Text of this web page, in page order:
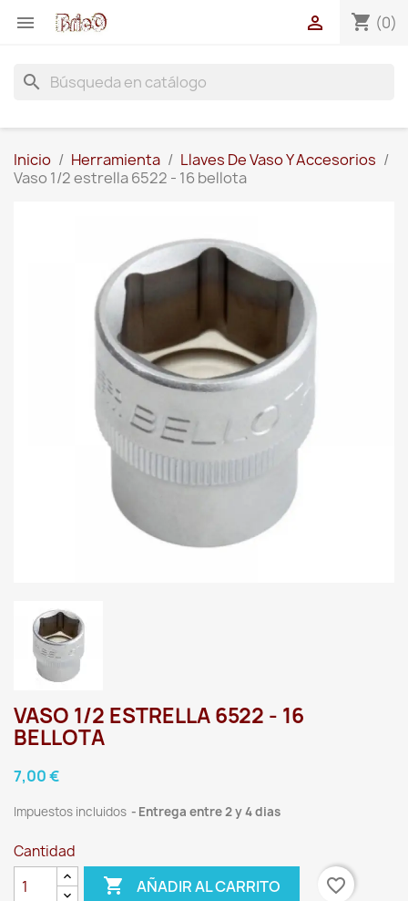
 shopping_cart (0)

search
Inicio Herramienta
Llaves De Vaso Y Accesorios
Vaso 1/2 estrella 6522 - 16 bellota
VASO 1/2 ESTRELLA 6522 - 16
BELLOTA
7,00 €
Impuestos incluidos Entrega entre 2 y 4 dias
Cantidad
 AÑADIR AL CARRITO
favorite_border